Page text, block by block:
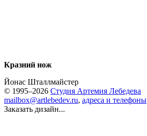
Кразний нож
Йонас Шталлмайстер
© 1995–2026 Студия Артемия Лебедева
mailbox@artlebedev.ru, адреса и телефоны
Заказать дизайн...